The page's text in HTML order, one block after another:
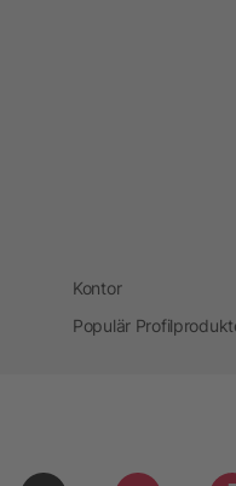
Kontor
Populär